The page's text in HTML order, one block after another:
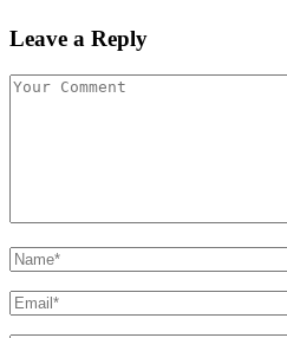
Leave a Reply